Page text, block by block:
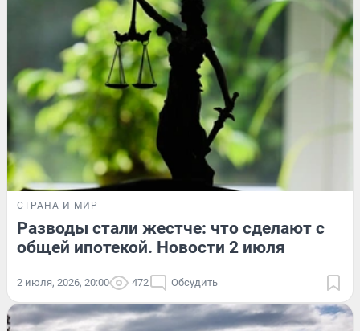
СТРАНА И МИР
Разводы стали жестче: что сделают с
общей ипотекой. Новости 2 июля
2 июля, 2026, 20:00 472 Обсудить